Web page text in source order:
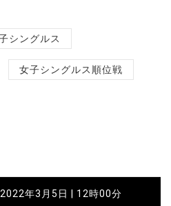
シングルス
女子シングルス順位戦
年3月5日 | 12時00分